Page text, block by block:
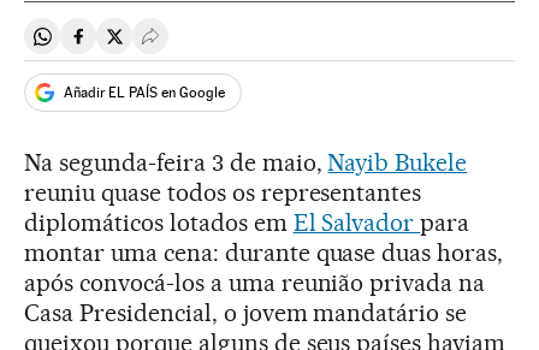
Compartir en Whatsapp
Compartir en Facebook
Compartir en Twitter
Desplegar Redes Sociales
Añadir EL PAÍS en Google
Na segunda-feira 3 de maio,Nayib Bukele
reuniu quase todos os representantes
diplomáticos lotados em El Salvadorpara
montar uma cena: durante quase duas horas,
após convocá-los a uma reunião privada na
Casa Presidencial, o jovem mandatário se
queixou porque alguns de seus países haviam